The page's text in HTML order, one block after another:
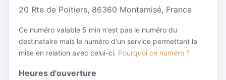
20 Rte de Poitiers, 86360 Montamisé, France
Ce numéro valable 5 min n'est pas le numéro du
destinataire mais le numéro d'un service permettant la
mise en relation avec celui-ci. Pourquoi ce numéro ?
Heures d'ouverture